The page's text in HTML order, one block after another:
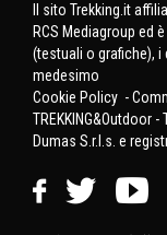
Il sito Trekking.it
RCS Mediagroup ed
(testuali o grafiche),
medesimo
Cookie Policy -
TREKKING&Outdoor
Dumas S.r.l.s. e